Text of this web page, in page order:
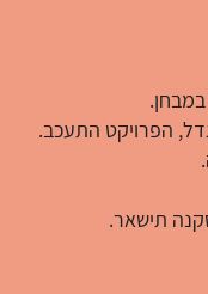
הפרויקט התעכב.
תישאר.